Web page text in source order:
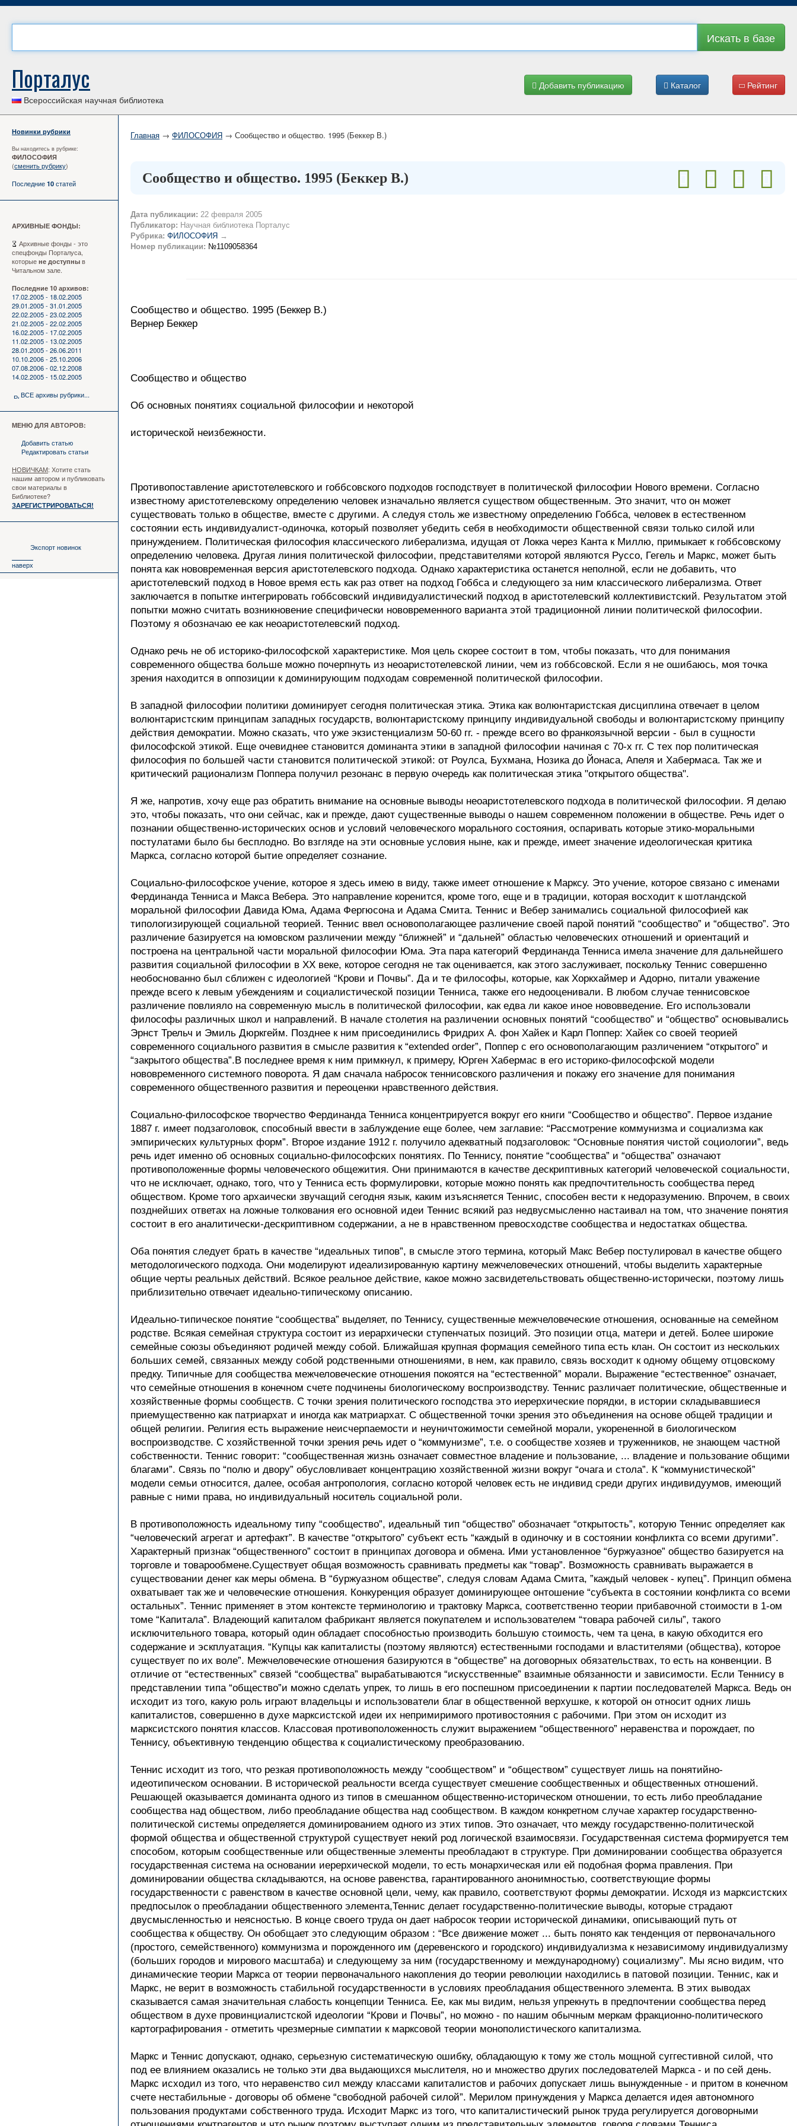
Искать в базе
Рейтинг
Каталог
Добавить публикацию
Порталус
Всероссийская научная библиотека
Новинки рубрики
Вы находитесь в рубрике:
ФИЛОСОФИЯ
(сменить рубрику)
Последние 10 статей
АРХИВНЫЕ ФОНДЫ:
Архивные фонды - это
спецфонды Порталуса,
которые не доступны в
Читальном зале.
Последние 10 архивов:
17.02.2005 - 18.02.2005
29.01.2005 - 31.01.2005
22.02.2005 - 23.02.2005
21.02.2005 - 22.02.2005
16.02.2005 - 17.02.2005
11.02.2005 - 13.02.2005
28.01.2005 - 26.06.2011
10.10.2006 - 25.10.2006
07.08.2006 - 02.12.2008
14.02.2005 - 15.02.2005
ВСЕ архивы рубрики...
МЕНЮ ДЛЯ АВТОРОВ:
Добавить статью
Редактировать статьи
НОВИЧКАМ: Хотите стать
нашим автором и публиковать
свои материалы в
Библиотеке?
ЗАРЕГИСТРИРОВАТЬСЯ!
Экспорт новинок
наверх
Главная → ФИЛОСОФИЯ → Сообщество и общество. 1995 (Беккер В.)
Сообщество и общество. 1995 (Беккер В.)
Дата публикации: 22 февраля 2005
Публикатор: Научная библиотека Порталус
Рубрика: ФИЛОСОФИЯ →
Номер публикации: №1109058364
Сообщество и общество. 1995 (Беккер В.)
Вернер Беккер
Сообщество и общество
Об основных понятиях социальной философии и некоторой
исторической неизбежности.
Противопоставление аристотелевского и гоббсовского подходов господствует в политической философии Нового времени. Согласно
известному аристотелевскому определению человек изначально является существом общественным. Это значит, что он может
существовать только в обществе, вместе с другими. А следуя столь же известному определению Гоббса, человек в естественном
состоянии есть индивидуалист-одиночка, который позволяет убедить себя в необходимости общественной связи только силой или
принуждением. Политическая философия классического либерализма, идущая от Локка через Канта к Миллю, примыкает к гоббсовскому
определению человека. Другая линия политической философии, представителями которой являются Руссо, Гегель и Маркс, может быть
понята как нововременная версия аристотелевского подхода. Однако характеристика останется неполной, если не добавить, что
аристотелевский подход в Новое время есть как раз ответ на подход Гоббса и следующего за ним классического либерализма. Ответ
заключается в попытке интегрировать гоббсовский индивидуалистический подход в аристотелевский коллективистский. Результатом этой
попытки можно считать возникновение специфически нововременного варианта этой традиционной линии политической философии.
Поэтому я обозначаю ее как неоаристотелевский подход.
Однако речь не об историко-философской характеристике. Моя цель скорее состоит в том, чтобы показать, что для понимания
современного общества больше можно почерпнуть из неоаристотелевской линии, чем из гоббсовской. Если я не ошибаюсь, моя точка
зрения находится в оппозиции к доминирующим подходам современной политической философии.
В западной философии политики доминирует сегодня политическая этика. Этика как волюнтаристская дисциплина отвечает в целом
волюнтаристским принципам западных государств, волюнтаристскому принципу индивидуальной свободы и волюнтаристскому принципу
действия демократии. Можно сказать, что уже экзистенциализм 50-60 гг. - прежде всего во франкоязычной версии - был в сущности
философской этикой. Еще очевиднее становится доминанта этики в западной философии начиная с 70-х гг. С тех пор политическая
философия по большей части становится политической этикой: от Роулса, Бухмана, Нозика до Йонаса, Апеля и Хабермаса. Так же и
критический рационализм Поппера получил резонанс в первую очередь как политическая этика "открытого общества".
Я же, напротив, хочу еще раз обратить внимание на основные выводы неоаристотелевского подхода в политической философии. Я делаю
это, чтобы показать, что они сейчас, как и прежде, дают существенные выводы о нашем современном положении в обществе. Речь идет о
познании общественно-исторических основ и условий человеческого морального состояния, оспаривать которые этико-моральными
постулатами было бы бесплодно. Во взгляде на эти основные условия ныне, как и прежде, имеет значение идеологическая критика
Маркса, согласно которой бытие определяет сознание.
Социально-философское учение, которое я здесь имею в виду, также имеет отношение к Марксу. Это учение, которое связано с именами
Фердинанда Тенниса и Макса Вебера. Это направление коренится, кроме того, еще и в традиции, которая восходит к шотландской
моральной философии Давида Юма, Адама Фергюсона и Адама Смита. Теннис и Вебер занимались социальной философией как
типологизирующей социальной теорией. Теннис ввел основополагающее различение своей парой понятий “сообщество” и “общество”. Это
различение базируется на юмовском различении между “ближней” и “дальней” областью человеческих отношений и ориентаций и
построена на центральной части моральной философии Юма. Эта пара категорий Фердинанда Тенниса имела значение для дальнейшего
развития социальной философии в XX веке, которое сегодня не так оценивается, как этого заслуживает, поскольку Теннис совершенно
необоснованно был сближен с идеологией “Крови и Почвы”. Да и те философы, которые, как Хоркхаймер и Адорно, питали уважение
прежде всего к левым убеждениям и социалистической позиции Тенниса, также его недооценивали. В любом случае теннисовское
различение повлияло на современную мысль в политической философии, как едва ли какое иное нововведение. Его использовали
философы различных школ и направлений. В начале столетия на различении основных понятий “сообщество” и “общество” основывались
Эрнст Трельч и Эмиль Дюркгейм. Позднее к ним присоединились Фридрих А. фон Хайек и Карл Поппер: Хайек со своей теорией
современного социального развития в смысле развития к “extended order”, Поппер с его основополагающим различением “открытого” и
“закрытого общества”.В последнее время к ним примкнул, к примеру, Юрген Хабермас в его историко-философской модели
нововременного системного поворота. Я дам сначала набросок теннисовского различения и покажу его значение для понимания
современного общественного развития и переоценки нравственного действия.
Социально-философское творчество Фердинанда Тенниса концентрируется вокруг его книги “Сообщество и общество”. Первое издание
1887 г. имеет подзаголовок, способный ввести в заблуждение еще более, чем заглавие: “Рассмотрение коммунизма и социализма как
эмпирических культурных форм”. Второе издание 1912 г. получило адекватный подзаголовок: “Основные понятия чистой социологии”, ведь
речь идет именно об основных социально-философских понятиях. По Теннису, понятие “сообщества” и “общества” означают
противоположенные формы человеческого общежития. Они принимаются в качестве дескриптивных категорий человеческой социальности,
что не исключает, однако, того, что у Тенниса есть формулировки, которые можно понять как предпочтительность сообщества перед
обществом. Кроме того архаически звучащий сегодня язык, каким изъясняется Теннис, способен вести к недоразумению. Впрочем, в своих
позднейших ответах на ложные толкования его основной идеи Теннис всякий раз недвусмысленно настаивал на том, что значение понятия
состоит в его аналитически-дескриптивном содержании, а не в нравственном превосходстве сообщества и недостатках общества.
Оба понятия следует брать в качестве “идеальных типов”, в смысле этого термина, который Макс Вебер постулировал в качестве общего
методологического подхода. Они моделируют идеализированную картину межчеловеческих отношений, чтобы выделить характерные
общие черты реальных действий. Всякое реальное действие, какое можно засвидетельствовать общественно-исторически, поэтому лишь
приблизительно отвечает идеально-типическому описанию.
Идеально-типическое понятие “сообщества” выделяет, по Теннису, существенные межчеловеческие отношения, основанные на семейном
родстве. Всякая семейная структура состоит из иерархически ступенчатых позиций. Это позиции отца, матери и детей. Более широкие
семейные союзы объединяют родичей между собой. Ближайшая крупная формация семейного типа есть клан. Он состоит из нескольких
больших семей, связанных между собой родственными отношениями, в нем, как правило, связь восходит к одному общему отцовскому
предку. Типичные для сообщества межчеловеческие отношения покоятся на “естественной” морали. Выражение “естественное” означает,
что семейные отношения в конечном счете подчинены биологическому воспроизводству. Теннис различает политические, общественные и
хозяйственные формы сообществ. С точки зрения политического господства это иерерхические порядки, в истории складывавшиеся
приемущественно как патриархат и иногда как матриархат. С общественной точки зрения это объединения на основе общей традиции и
общей религии. Религия есть выражение неисчерпаемости и неуничтожимости семейной морали, укорененной в биологическом
воспроизводстве. С хозяйственной точки зрения речь идет о “коммунизме”, т.е. о сообществе хозяев и труженников, не знающем частной
собственности. Теннис говорит: “сообщественная жизнь означает совместное владение и пользование, ... владение и пользование общими
благами”. Связь по “полю и двору” обусловливает концентрацию хозяйственной жизни вокруг “очага и стола”. К “коммунистической”
модели семьи относится, далее, особая антропология, согласно которой человек есть не индивид среди других индивидуумов, имеющий
равные с ними права, но индивидуальный носитель социальной роли.
В противоположность идеальному типу “сообщество”, идеальный тип “общество” обозначает “открытость”, которую Теннис определяет как
“человеческий агрегат и артефакт”. В качестве “открытого” субъект есть “каждый в одиночку и в состоянии конфликта со всеми другими”.
Характерный признак “общественного” состоит в принципах договора и обмена. Ими установленное “буржуазное” общество базируется на
торговле и товарообмене.Существует общая возможность сравнивать предметы как “товар”. Возможность сравнивать выражается в
существовании денег как меры обмена. В “буржуазном обществе”, следуя словам Адама Смита, ”каждый человек - купец”. Принцип обмена
охватывает так же и человеческие отношения. Конкуренция образует доминирующее онтошение “субъекта в состоянии конфликта со всеми
остальных”. Теннис применяет в этом контексте терминологию и трактовку Маркса, соответственно теории прибавочной стоимости в 1-ом
томе “Капитала”. Владеющий капиталом фабрикант является покупателем и использователем “товара рабочей силы”, такого
исключительного товара, который один обладает способностью производить большую стоимость, чем та цена, в какую обходится его
содержание и эскплуатация. “Купцы как капиталисты (поэтому являются) естественными господами и властителями (общества), которое
существует по их воле”. Межчеловеческие отношения базируются в “обществе” на договорных обязательствах, то есть на конвенции. В
отличие от “естественных” связей “сообщества” вырабатываются “искусственные” взаимные обязанности и зависимости. Если Теннису в
представлении типа “общество”и можно сделать упрек, то лишь в его поспешном присоединении к партии последователей Маркса. Ведь он
исходит из того, какую роль играют владельцы и использователи благ в общественной верхушке, к которой он относит одних лишь
капиталистов, совершенно в духе марксистской идеи их непримиримого противостояния с рабочими. При этом он исходит из
марксистского понятия классов. Классовая противоположенность служит выражением “общественного” неравенства и порождает, по
Теннису, объективную тенденцию общества к социалистическому преобразованию.
Теннис исходит из того, что резкая противоположность между “сообществом” и “обществом” существует лишь на понятийно-
идеотипическом основании. В исторической реальности всегда существует смешение сообщественных и общественных отношений.
Решающей оказывается доминанта одного из типов в смешанном общественно-историческом отношении, то есть либо преобладание
сообщества над обществом, либо преобладание общества над сообществом. В каждом конкретном случае характер государственно-
политической системы определяется доминированием одного из этих типов. Это означает, что между государственно-политической
формой общества и общественной структурой существует некий род логической взаимосвязи. Государственная система формируется тем
способом, которым сообщественные или общественные элементы преобладают в структуре. При доминировании сообщества образуется
государственная система на основании иерерхической модели, то есть монархическая или ей подобная форма правления. При
доминировании общества складываются, на основе равенства, гарантированного анонимностью, соответствующие формы
государственности с равенством в качестве основной цели, чему, как правило, соответствуют формы демократии. Исходя из марксистских
предпосылок о преобладании общественного элемента,Теннис делает государственно-политические выводы, которые страдают
двусмысленностью и неясностью. В конце своего труда он дает набросок теории исторической динамики, описывающий путь от
сообщества к обществу. Он обобщает это следующим образом : “Все движение может ... быть понято как тенденция от первоначального
(простого, семейственного) коммунизма и порожденного им (деревенского и городского) индивидуализма к независимому индивидуализму
(больших городов и мирового масштаба) и следующему за ним (государственному и международному) социализму”. Мы ясно видим, что
динамические теории Маркса от теории первоначального накопления до теории революции находились в патовой позиции. Теннис, как и
Маркс, не верит в возможность стабильной государственности в условиях преобладания общественного элемента. В этих выводах
сказывается самая значительная слабость концепции Тенниса. Ее, как мы видим, нельзя упрекнуть в предпочтении сообщества перед
обществом в духе провинциалистской идеологии “Крови и Почвы”, но можно - по нашим обычным меркам фракционно-политического
картографирования - отметить чрезмерные симпатии к марксовой теории монополистического капитализма.
Маркс и Теннис допускают, однако, серьезную систематическую ошибку, обладающую к тому же столь мощной суггестивной силой, что
под ее влиянием оказались не только эти два выдающихся мыслителя, но и множество других последователей Маркса - и по сей день.
Маркс исходил из того, что неравенство сил между классами капиталистов и рабочих допускает лишь вынужденные - и притом в конечном
счете нестабильные - договоры об обмене “свободной рабочей силой”. Мерилом принуждения у Маркса делается идея автономного
пользования продуктами собственного труда. Исходит Маркс из того, что капиталистический рынок труда регулируется договорными